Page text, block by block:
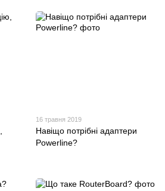
16 травня 2019
Навіщо потрібні адаптери
Powerline?